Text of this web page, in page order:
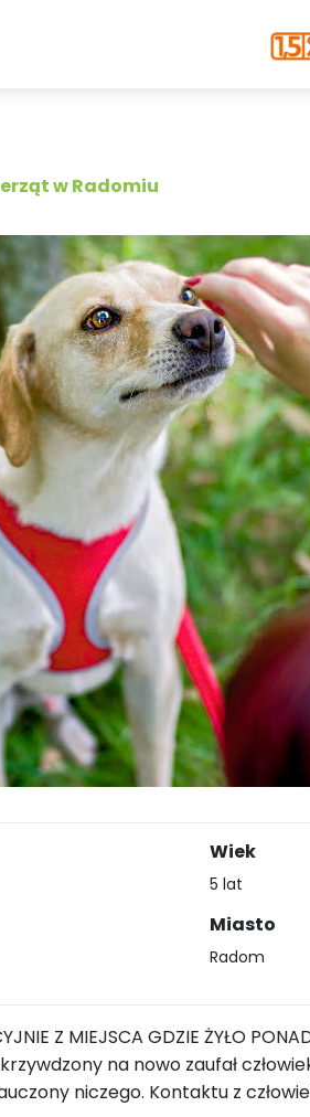
w Radomiu
Wiek
5 lat
Miasto
Radom
Z MIEJSCA GDZIE ŻYŁO
na nowo zaufał
niczego. Kontaktu z